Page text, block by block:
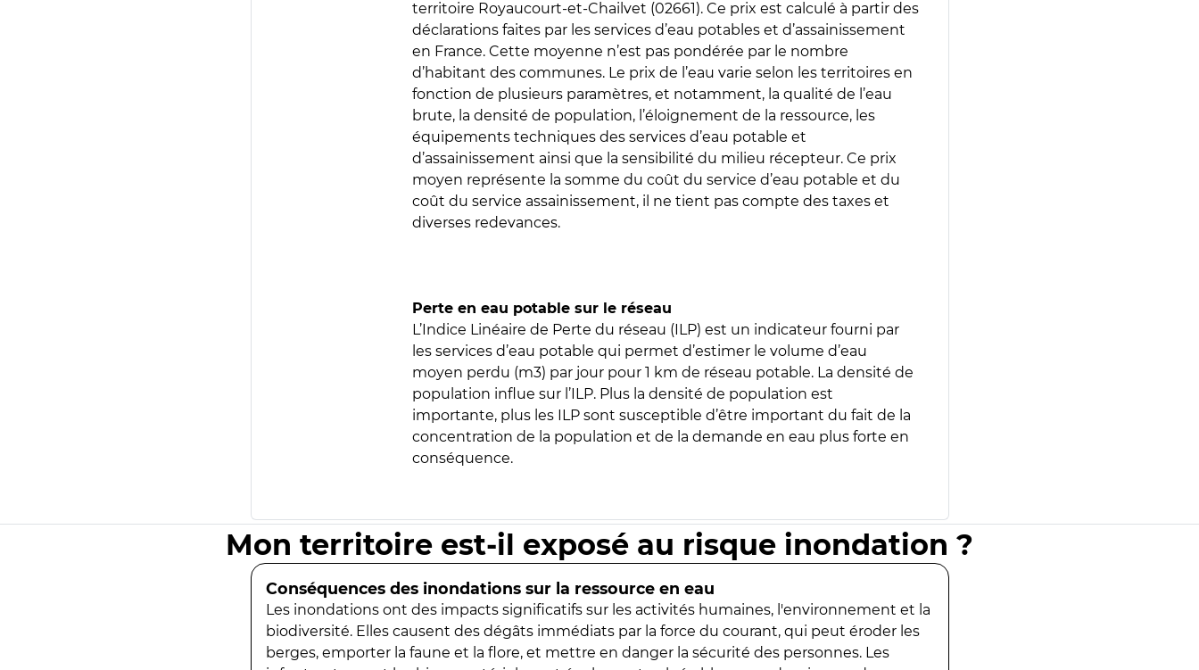
territoire Royaucourt-et-Chailvet (02661). Ce prix est calculé à partir des
déclarations faites par les services d’eau potables et d’assainissement
en France. Cette moyenne n’est pas pondérée par le nombre
d’habitant des communes. Le prix de l’eau varie selon les territoires en
fonction de plusieurs paramètres, et notamment, la qualité de l’eau
brute, la densité de population, l’éloignement de la ressource, les
équipements techniques des services d’eau potable et
d’assainissement ainsi que la sensibilité du milieu récepteur. Ce prix
moyen représente la somme du coût du service d’eau potable et du
coût du service assainissement, il ne tient pas compte des taxes et
diverses redevances.
Perte en eau potable sur le réseau
L’Indice Linéaire de Perte du réseau (ILP) est un indicateur fourni par
les services d’eau potable qui permet d’estimer le volume d’eau
moyen perdu (m3) par jour pour 1 km de réseau potable. La densité de
population influe sur l’ILP. Plus la densité de population est
importante, plus les ILP sont susceptible d’être important du fait de la
concentration de la population et de la demande en eau plus forte en
conséquence.
Mon territoire est-il exposé au risque inondation ?
Conséquences des inondations sur la ressource en eau
Les inondations ont des impacts significatifs sur les activités humaines, l'environnement et la
biodiversité. Elles causent des dégâts immédiats par la force du courant, qui peut éroder les
berges, emporter la faune et la flore, et mettre en danger la sécurité des personnes. Les